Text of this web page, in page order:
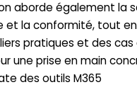
aborde également la
et la conformité, tout
pratiques et des cas
une prise en main
des outils M365